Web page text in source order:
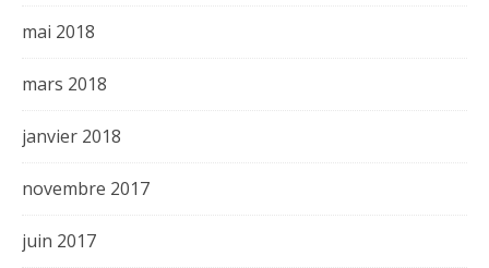
mai 2018
mars 2018
janvier 2018
novembre 2017
juin 2017